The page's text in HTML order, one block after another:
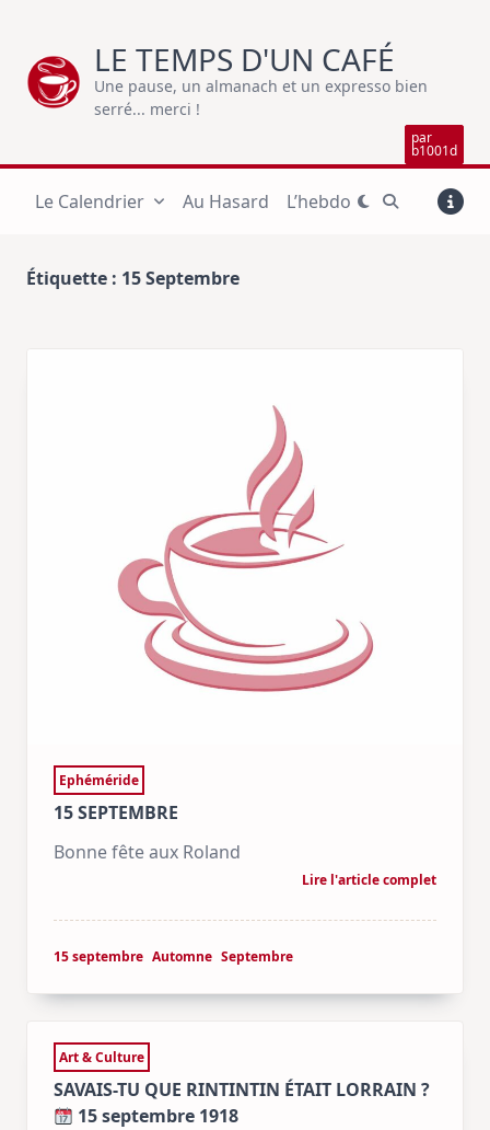
content
LE TEMPS D'UN CAFÉ
Une pause, un almanach et un expresso bien
serré... merci !
par
b1001d
Le Calendrier Au Hasard L’hebdo
Étiquette : 15 Septembre
Ephéméride
15 SEPTEMBRE
Bonne fête aux Roland
Lire l'article complet
15 septembre Automne Septembre
Art & Culture
SAVAIS-TU QUE RINTINTIN ÉTAIT LORRAIN ?
15 septembre 1918